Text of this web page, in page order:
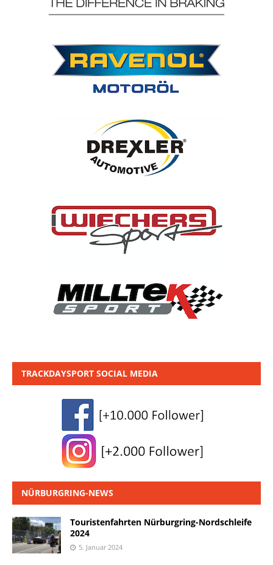
TRACKDAYSPORT SOCIAL MEDIA
NÜRBURGRING-NEWS
Touristenfahrten Nürburgring-Nordschleife
2024
5. Januar 2024